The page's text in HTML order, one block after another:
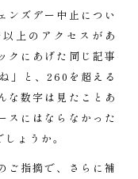
ンズデー中止につい
上のアクセスがあ
クにあげた同じ記事
」と、260を超える
な数字は見たことあ
スにはならなかった
ょうか。
ご指摘で、さらに補